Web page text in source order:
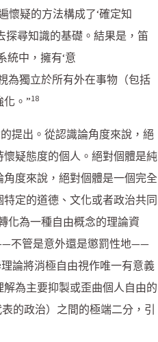
懷疑的方法構成了‘確定知
尋知識的基礎。結果是，笛
統中，擁有‘意
為獨立於所有外在事物（包括
。”18
提出。從認識論角度來說，絕
疑態度的個人。絕對個體是純
度來說，絕對個體是一個完全
定的道德、文化或者政治共同
化為一種自由概念的理論資
不管是意外還是懲罰性地——
論將消極自由視作唯一有意義
為主要抑製或歪曲個人自由的
的政治）之間的極端二分，引